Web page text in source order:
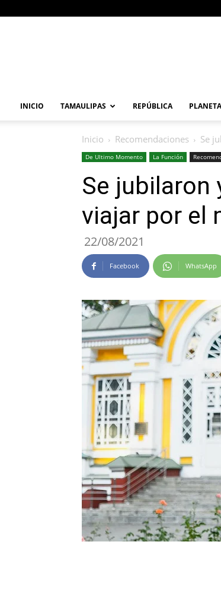
INICIO TAMAULIPAS REPÚBLICA PLANETA
Inicio Recomendaciones Se
De Ultimo Momento La Función
Se jubilaron
viajar por el
22/08/2021
Facebook WhatsApp